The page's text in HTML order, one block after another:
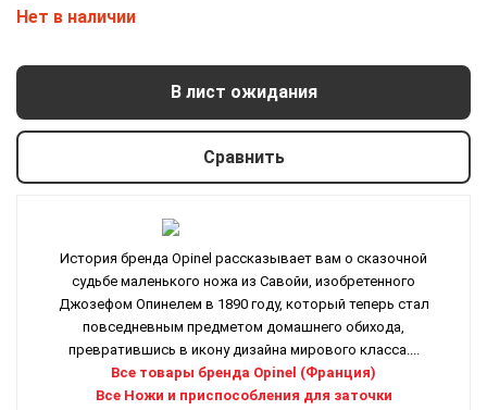
Нет в наличии
В лист ожидания
Сравнить
История бренда Opinel рассказывает вам о сказочной
судьбе маленького ножа из Савойи, изобретенного
Джозефом Опинелем в 1890 году, который теперь стал
повседневным предметом домашнего обихода,
превратившись в икону дизайна мирового класса....
Все товары бренда Opinel (Франция)
Все Ножи и приспособления для заточки